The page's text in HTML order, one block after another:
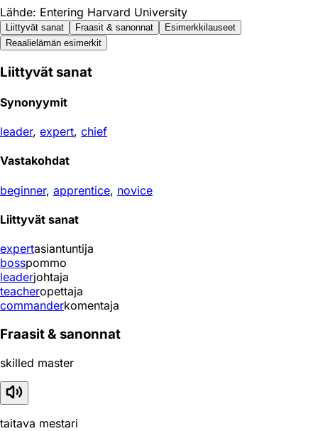
Lähde: Entering Harvard University
Liittyvät sanat Fraasit & sanonnat
Esimerkkilauseet
Reaali­elämän esimerkit
Liittyvät sanat
Synonyymit
leader, expert, chief
Vastakohdat
beginner, apprentice, novice
Liittyvät sanat
expertasiantuntija
bosspommo
leaderjohtaja
teacheropettaja
commanderkomentaja
Fraasit & sanonnat
skilled master
taitava mestari